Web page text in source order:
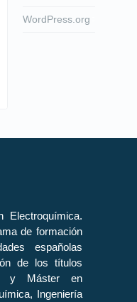
WordPress.org
Electroquímica.
de formación
españolas
de los títulos
y Máster en
Ingeniería